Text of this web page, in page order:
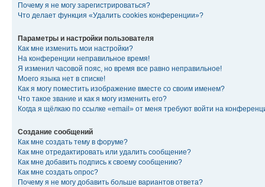
Почему я не могу зарегистрироваться?
Что делает функция «Удалить cookies конференции»?
Параметры и настройки пользователя
Как мне изменить мои настройки?
На конференции неправильное время!
Я изменил часовой пояс, но время все равно неправильное!
Моего языка нет в списке!
Как я могу поместить изображение вместе со своим именем?
Что такое звание и как я могу изменить его?
Когда я щёлкаю по ссылке «email» от меня требуют войти на
Создание сообщений
Как мне создать тему в форуме?
Как мне отредактировать или удалить сообщение?
Как мне добавить подпись к своему сообщению?
Как мне создать опрос?
Почему я не могу добавить больше вариантов ответа?